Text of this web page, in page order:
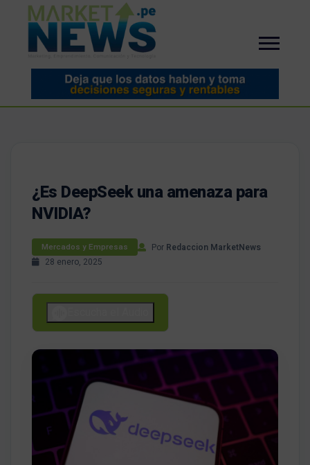
¿Es DeepSeek una amenaza para
NVIDIA?
Mercados y Empresas Por Redaccion MarketNews
28 enero, 2025